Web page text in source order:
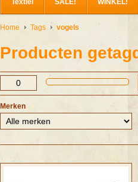
Textiel SALE! WINKEL!
Home Tags vogels
Producten
Merken